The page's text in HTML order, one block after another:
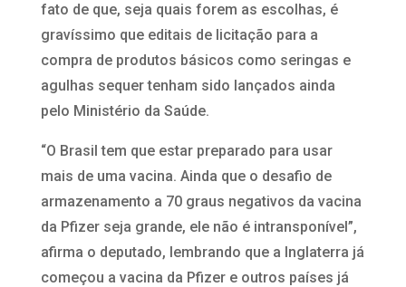
fato de que, seja quais forem as escolhas, é
gravíssimo que editais de licitação para a
compra de produtos básicos como seringas e
agulhas sequer tenham sido lançados ainda
pelo Ministério da Saúde.
“O Brasil tem que estar preparado para usar
mais de uma vacina. Ainda que o desafio de
armazenamento a 70 graus negativos da vacina
da Pfizer seja grande, ele não é intransponível”,
afirma o deputado, lembrando que a Inglaterra já
começou a vacina da Pfizer e outros países já